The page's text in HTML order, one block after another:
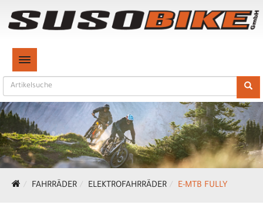
TOGGLE NAVIGATION
FAHRRÄDER ELEKTROFAHRRÄDER E-MTB FULLY